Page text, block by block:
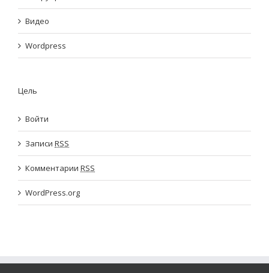
Видео
Wordpress
Цель
Войти
Записи RSS
Комментарии RSS
WordPress.org